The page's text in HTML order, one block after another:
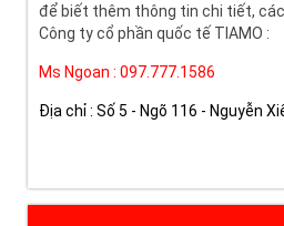
để biết thêm thông tin chi tiết, các
Công ty cổ phần quốc tế TIAMO :
Ms Ngoan : 097.777.1586
Địa chỉ : Số 5 - Ngõ 116 - Nguyễn